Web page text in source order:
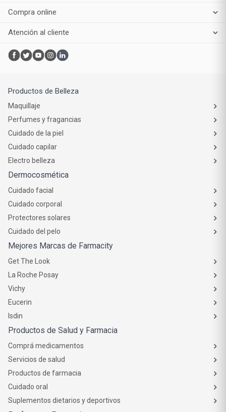
Compra online
Atención al cliente
Productos de Belleza
Maquillaje
Perfumes y fragancias
Cuidado de la piel
Cuidado capilar
Electro belleza
Dermocosmética
Cuidado facial
Cuidado corporal
Protectores solares
Cuidado del pelo
Mejores Marcas de Farmacity
Get The Look
La Roche Posay
Vichy
Eucerin
Isdin
Productos de Salud y Farmacia
Comprá medicamentos
Servicios de salud
Productos de farmacia
Cuidado oral
Suplementos dietarios y deportivos